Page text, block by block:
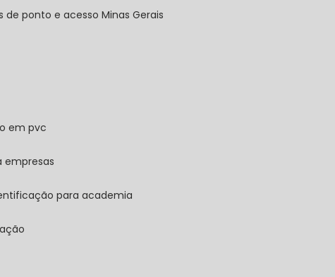
de ponto e acesso Minas Gerais
em pvc
empresas
para academia